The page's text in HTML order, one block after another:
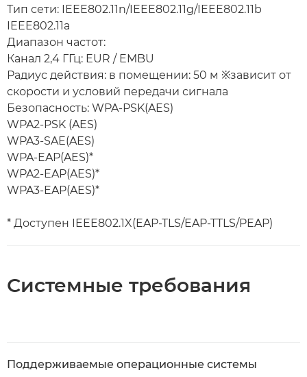
Тип сети: IEEE802.11n/IEEE802.11g/IEEE802.11b
IEEE802.11a
Диапазон частот:
Канал 2,4 ГГц: EUR / EMBU
Радиус действия: в помещении: 50 м ※зависит от
скорости и условий передачи сигнала
Безопасность: WPA-PSK(AES)
WPA2-PSK (AES)
WPA3-SAE(AES)
WPA-EAP(AES)*
WPA2-EAP(AES)*
WPA3-EAP(AES)*
* Доступен IEEE802.1X(EAP-TLS/EAP-TTLS/PEAP)
Системные требования
Поддерживаемые операционные системы